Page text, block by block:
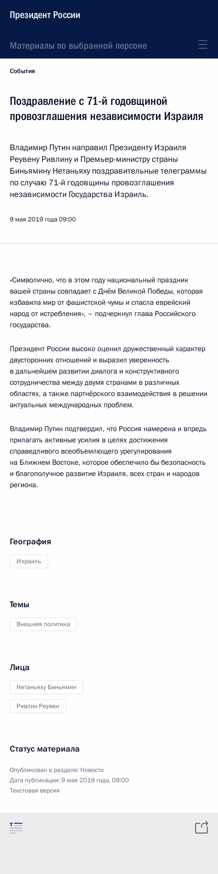
Президент России
Материалы по выбранной персоне
События
Поздравление с 71-й годовщиной
провозглашения независимости Израиля
Владимир Путин направил Президенту Израиля
Реувену Ривлину и Премьер-министру страны
Биньямину Нетаньяху поздравительные телеграммы
по случаю 71-й годовщины провозглашения
независимости Государства Израиль.
9 мая 2019 года09:00
«Символично, что в этом году национальный праздник
вашей страны совпадает с Днём Великой Победы, которая
избавила мир от фашистской чумы и спасла еврейский
народ от истребления», – подчеркнул глава Российского
государства.
Президент России высоко оценил дружественный характер
двусторонних отношений и выразил уверенность
в дальнейшем развитии диалога и конструктивного
сотрудничества между двумя странами в различных
областях, а также партнёрского взаимодействия в решении
актуальных международных проблем.
Владимир Путин подтвердил, что Россия намерена и впредь
прилагать активные усилия в целях достижения
справедливого всеобъемлющего урегулирования
на Ближнем Востоке, которое обеспечило бы безопасность
и благополучное развитие Израиля, всех стран и народов
региона.
География
Израиль
Темы
Внешняя политика
Лица
Нетаньяху Биньямин
Ривлин Реувен
Статус материала
Опубликован в разделе: Новости
Дата публикации:9 мая 2019 года, 09:00
Текстовая версия